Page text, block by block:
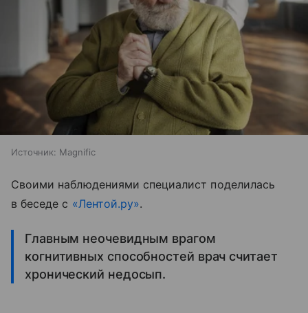
Источник: Magnific
Своими наблюдениями специалист поделилась
в беседе с «Лентой.ру».
Главным неочевидным врагом
когнитивных способностей врач считает
хронический недосып.